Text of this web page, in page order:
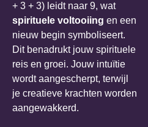
+ 3 + 3) leidt naar 9, wat
spirituele voltooiing en een
nieuw begin symboliseert.
Dit benadrukt jouw spirituele
reis en groei. Jouw intuïtie
wordt aangescherpt, terwijl
je creatieve krachten worden
aangewakkerd.